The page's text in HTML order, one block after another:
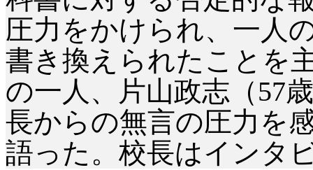
圧力をかけられ、一人
書き換えられたことを
の一人、片山政志（57
長からの無言の圧力を
語った。校長はインタ